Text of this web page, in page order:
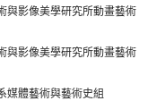
與影像美學研究所動畫藝術
與影像美學研究所動畫藝術
媒體藝術與藝術史組